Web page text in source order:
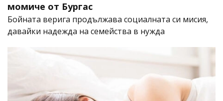
момиче от Бургас
Бойната верига продължава социалната си мисия,
давайки надежда на семейства в нужда